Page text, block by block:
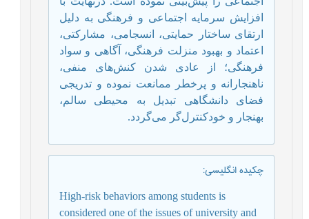
افزایش سرمایه اجتماعی و فرهنگی به دلیل
ارتقای ساختار حمایتی، انسجامی، مشارکتی،
اعتماد و بهبود منزلت فرهنگی، آگاهی و سواد
فرهنگی؛ از عادی شدن کنش‌های منفی،
ناهنجارانه و پرخطر ممانعت نموده و تدریجی
فضای دانشگاهی تبدیل به محیطی سالم،
بهنجار و خودکنترل‌گر می‌گردد.
چکیده انگلیسی:
High-risk behaviors among students is
considered one of the issues of university and